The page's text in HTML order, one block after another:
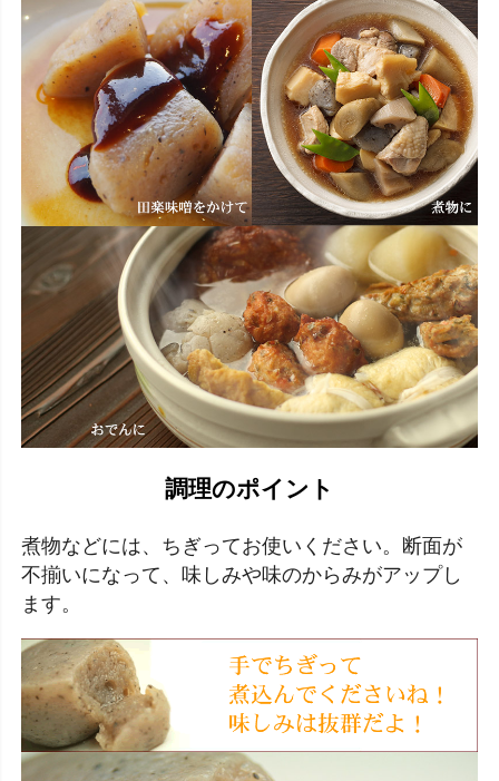
調理のポイント
煮物などには、ちぎってお使いください。断面が
不揃いになって、味しみや味のからみがアップし
ます。